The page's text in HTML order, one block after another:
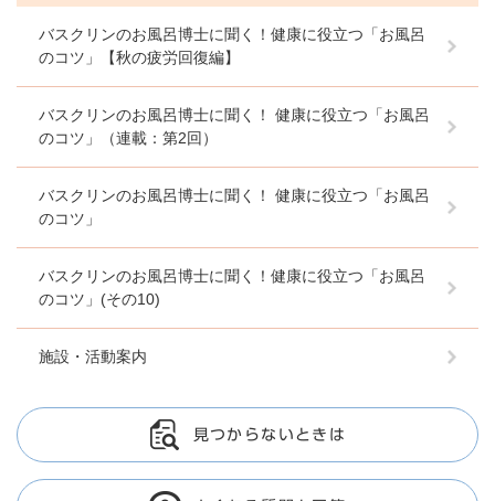
バスクリンのお風呂博士に聞く！健康に役立つ「お風呂
のコツ」【秋の疲労回復編】
バスクリンのお風呂博士に聞く！ 健康に役立つ「お風呂
のコツ」（連載：第2回）
バスクリンのお風呂博士に聞く！ 健康に役立つ「お風呂
のコツ」
バスクリンのお風呂博士に聞く！健康に役立つ「お風呂
のコツ」(その10)
施設・活動案内
見つからないときは